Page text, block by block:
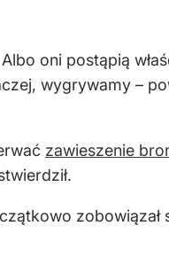
oni postąpią
wygrywamy –
zawieszenie